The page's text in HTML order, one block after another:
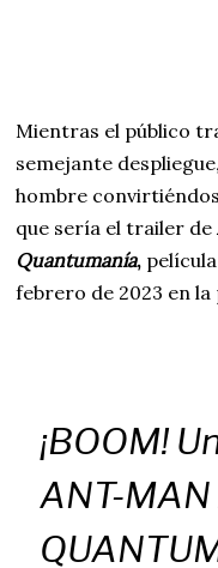
Mientras el público
semejante
hombre
que sería el trailer de
Quantumanía,
febrero de 2023 en
¡BOOM!
ANT-MAN